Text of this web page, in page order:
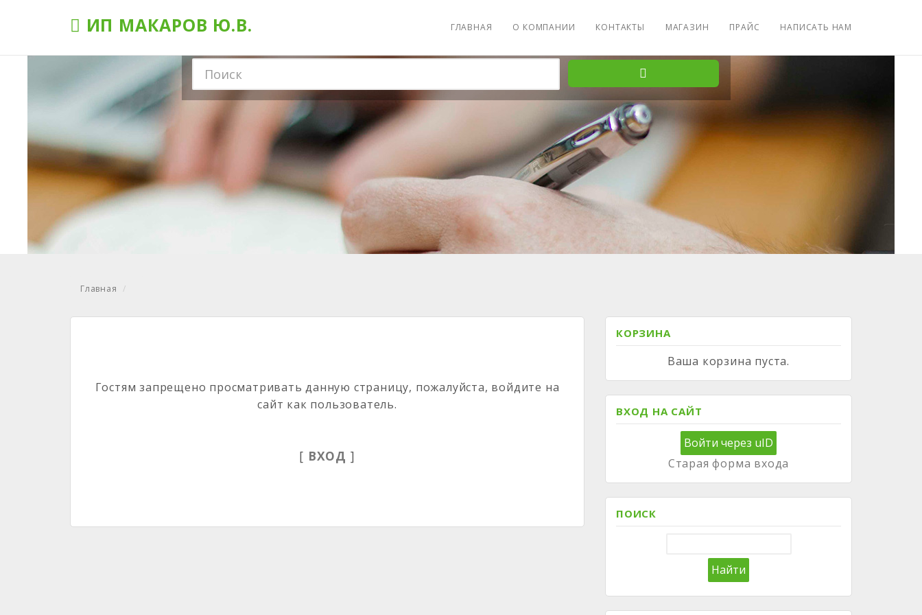
ИП МАКАРОВ Ю.В. ГЛАВНАЯ О КОМПАНИИ КОНТАКТЫ МАГАЗИН ПРАЙС НАПИСАТЬ НАМ
Главная
Гостям запрещено просматривать данную страницу, пожалуйста, войдите на
сайт как пользователь.
[ ВХОД ]
КОРЗИНА
Ваша корзина пуста.
ВХОД НА САЙТ
Войти через uID
Старая форма входа
ПОИСК